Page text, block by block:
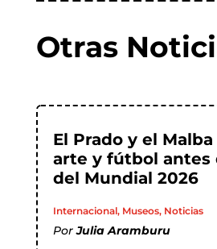
Otras
El Prado y el
arte y fútbol antes
del Mundial 2026
Internacional, Museos, Noticias
PorJulia Aramburu